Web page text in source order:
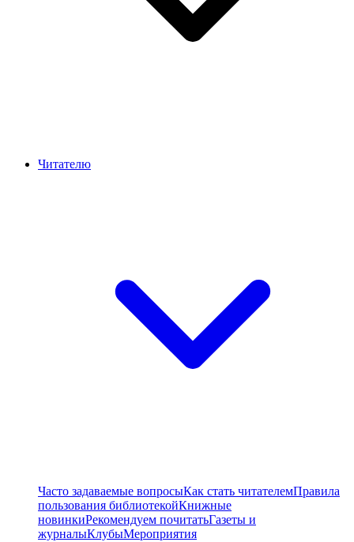
Читателю
Часто задаваемые вопросыКак стать читателемПравила
пользования библиотекойКнижные
новинкиРекомендуем почитатьГазеты и
журналыКлубыМероприятия